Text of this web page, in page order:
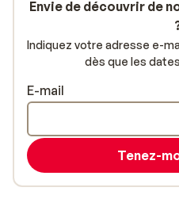
Envie de découvrir de
Indiquez votre adresse e-
dès que les
E-mail
Tenez-